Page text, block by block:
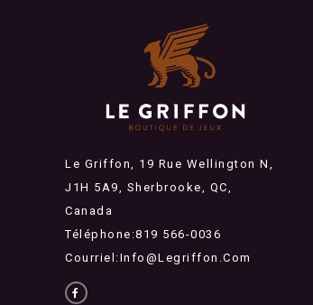
Le Griffon, 19 Rue Wellington N,
J1H 5A9, Sherbrooke, QC,
Canada
Téléphone:819 566-0036
Courriel:Info@legriffon.com